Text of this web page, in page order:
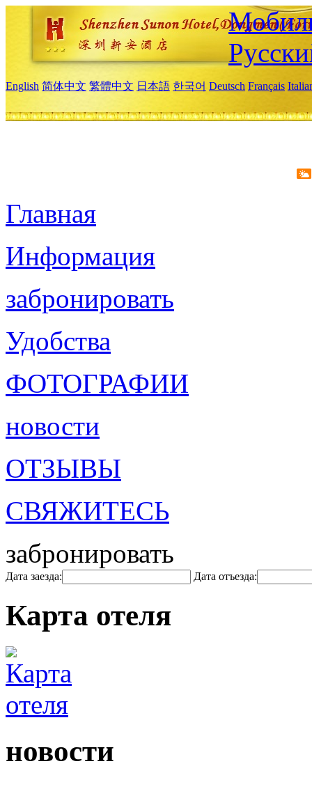
English 简体中文 繁體中文 日本語 한국어 Deutsch Français
Главная
Информация
забронировать
Удобства
ФОТОГРАФИИ
новости
ОТЗЫВЫ
СВЯЖИТЕСЬ
забронировать
Дата заезда: Дата отъезда:
Карта отеля
новости